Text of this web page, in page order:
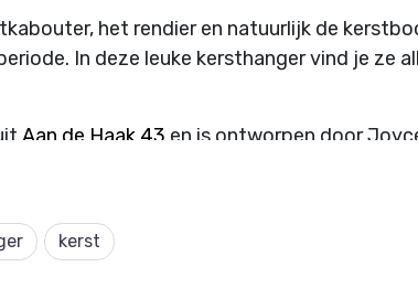
het rendier en natuurlijk de
In deze leuke kersthanger vind je ze
Aan de Haak 43 en is ontworpen door
kerst